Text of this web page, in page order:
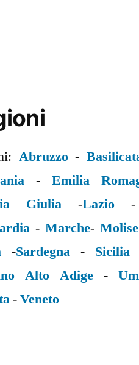
Abruzzo-
-Emilia
Giulia -Lazio
- Marche- Molise
-Sardegna- Sicilia
Alto Adige-
-Veneto